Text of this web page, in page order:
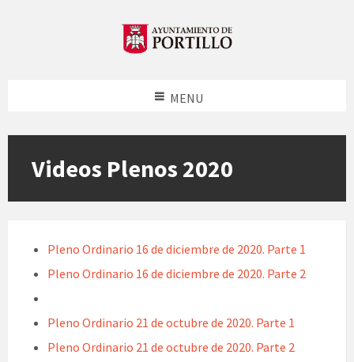
MENU
Videos Plenos 2020
Pleno Ordinario 16 de diciembre de 2020. Parte 1
Pleno Ordinario 16 de diciembre de 2020. Parte 2
Pleno Ordinario 21 de octubre de 2020. Parte 1
Pleno Ordinario 21 de octubre de 2020. Parte 2